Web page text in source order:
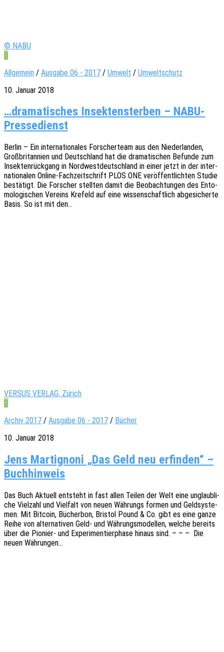
© NABU
0
Allgemein / Ausgabe 06 - 2017 / Umwelt / Umweltschutz
10. Januar 2018
…dramatisches Insektensterben – NABU-
Pressedienst
Berlin – Ein inter­na­tio­na­les Forscher­team aus den Nieder­lan­den,
Groß­bri­tan­ni­en und Deutsch­land hat die drama­ti­schen Befun­de zum
Insek­ten­rück­gang in Nord­west­deutsch­land in einer jetzt in der inter­
na­tio­na­len Online-Fach­­zei­t­­schrift PLOS ONE veröf­fent­lich­ten Studie
bestä­tigt. Die Forscher stell­ten damit die Beob­ach­tun­gen des Ento­
mo­lo­gi­schen Vereins Krefeld auf eine wissen­schaft­lich abge­si­cher­te
Basis. So ist mit den…
VERSUS VERLAG, Zürich
0
Archiv 2017 / Ausgabe 06 - 2017 / Bücher
10. Januar 2018
Jens Martignoni „Das Geld neu erfinden“ –
Buchhinweis
Das Buch Aktu­ell entsteht in fast allen Teilen der Welt eine unglaub­li­
che Viel­zahl und Viel­falt von neuen Währungs formen und Geld­sys­te­
men. Mit Bitco­in, Bücher­bon, Bris­tol Pound & Co. gibt es eine ganze
Reihe von alter­na­ti­ven Geld- und Währungs­mo­del­len, welche bereits
über die Pionier- und Expe­ri­men­tier­pha­se hinaus sind. – – – Die
neuen Währungen…